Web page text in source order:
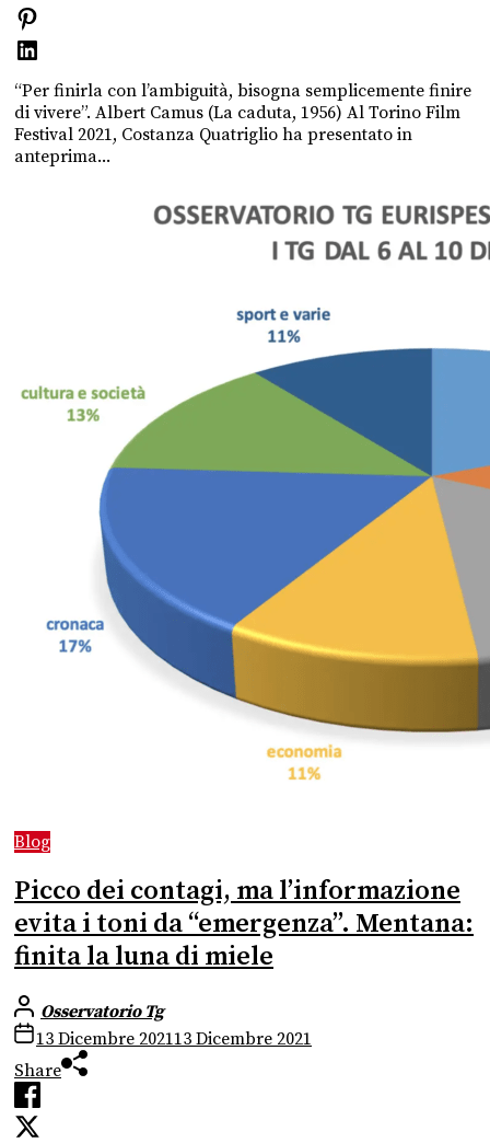
“Per finirla con l’ambiguità, bisogna semplicemente finire
di vivere”. Albert Camus (La caduta, 1956) Al Torino Film
Festival 2021, Costanza Quatriglio ha presentato in
anteprima...
Blog
Picco dei contagi, ma l’informazione
evita i toni da “emergenza”. Mentana:
finita la luna di miele
Osservatorio Tg
13 Dicembre 202113 Dicembre 2021
Share